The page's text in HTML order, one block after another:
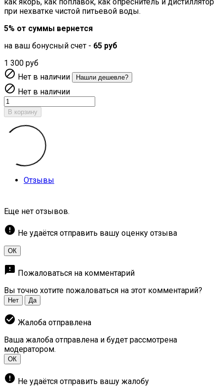
как якорь, как поплавок, как опреснитель и дистиллятор
при нехватке чистой питьевой воды.
5% от суммы вернется
на ваш бонусный счет - 65 руб
1 300 руб
 Нет в наличии Нашли дешевле?
 Нет в наличии
В корзину
Отзывы
Еще нет отзывов.
error Не удаётся отправить вашу оценку отзыва
ОК
feedback Пожаловаться на комментарий
Вы точно хотите пожаловаться на этот комментарий?
Нет Да
check_circle Жалоба отправлена
Ваша жалоба отправлена и будет рассмотрена
модератором.
ОК
error Не удаётся отправить вашу жалобу